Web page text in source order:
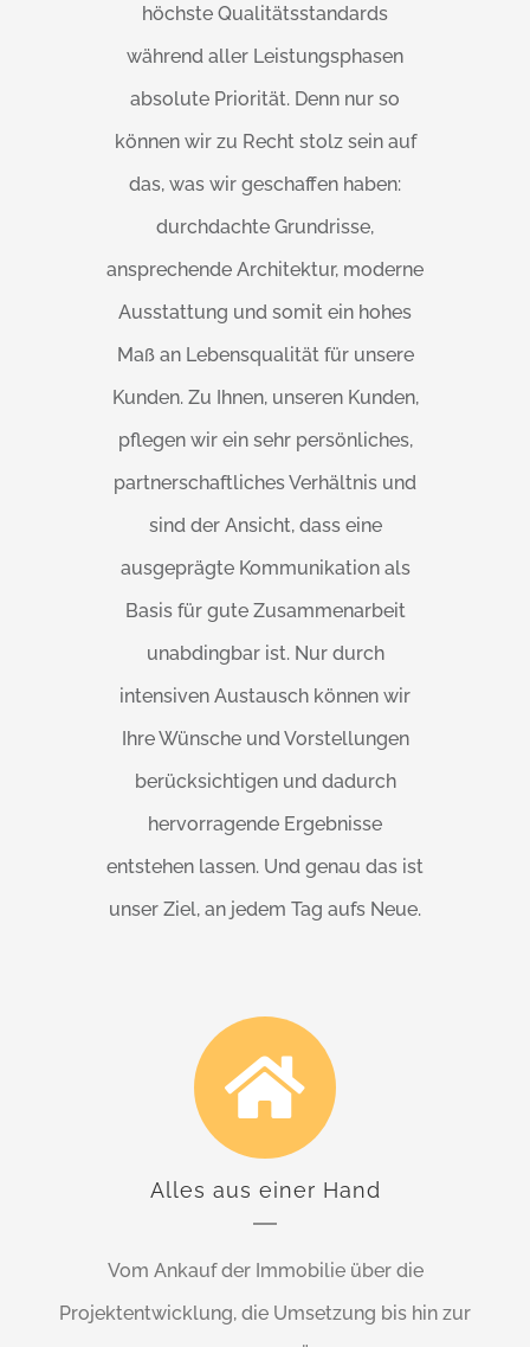
höchste Qualitätsstandards
während aller Leistungsphasen
absolute Priorität. Denn nur so
können wir zu Recht stolz sein auf
das, was wir geschaffen haben:
durchdachte Grundrisse,
ansprechende Architektur, moderne
Ausstattung und somit ein hohes
Maß an Lebensqualität für unsere
Kunden. Zu Ihnen, unseren Kunden,
pflegen wir ein sehr persönliches,
partnerschaftliches Verhältnis und
sind der Ansicht, dass eine
ausgeprägte Kommunikation als
Basis für gute Zusammenarbeit
unabdingbar ist. Nur durch
intensiven Austausch können wir
Ihre Wünsche und Vorstellungen
berücksichtigen und dadurch
hervorragende Ergebnisse
entstehen lassen. Und genau das ist
unser Ziel, an jedem Tag aufs Neue.
Alles aus einer Hand
Vom Ankauf der Immobilie über die
Projektentwicklung, die Umsetzung bis hin zur